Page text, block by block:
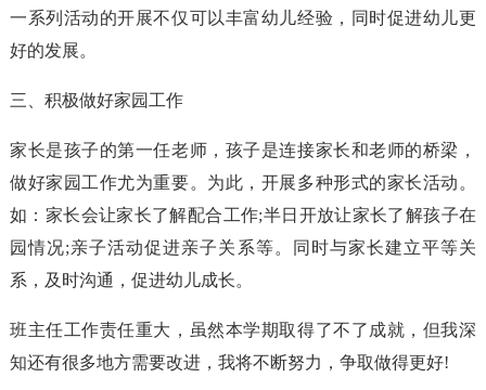
一系列活动的开展不仅可以丰富幼儿经验，同时促进幼儿更
好的发展。
三、积极做好家园工作
家长是孩子的第一任老师，孩子是连接家长和老师的桥梁，
做好家园工作尤为重要。为此，开展多种形式的家长活动。
如：家长会让家长了解配合工作;半日开放让家长了解孩子在
园情况;亲子活动促进亲子关系等。同时与家长建立平等关
系，及时沟通，促进幼儿成长。
班主任工作责任重大，虽然本学期取得了不了成就，但我深
知还有很多地方需要改进，我将不断努力，争取做得更好!